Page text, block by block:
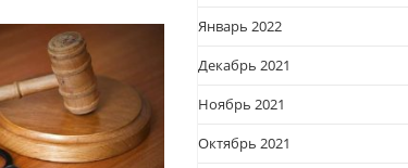
Январь 2022
Декабрь 2021
Ноябрь 2021
Октябрь 2021